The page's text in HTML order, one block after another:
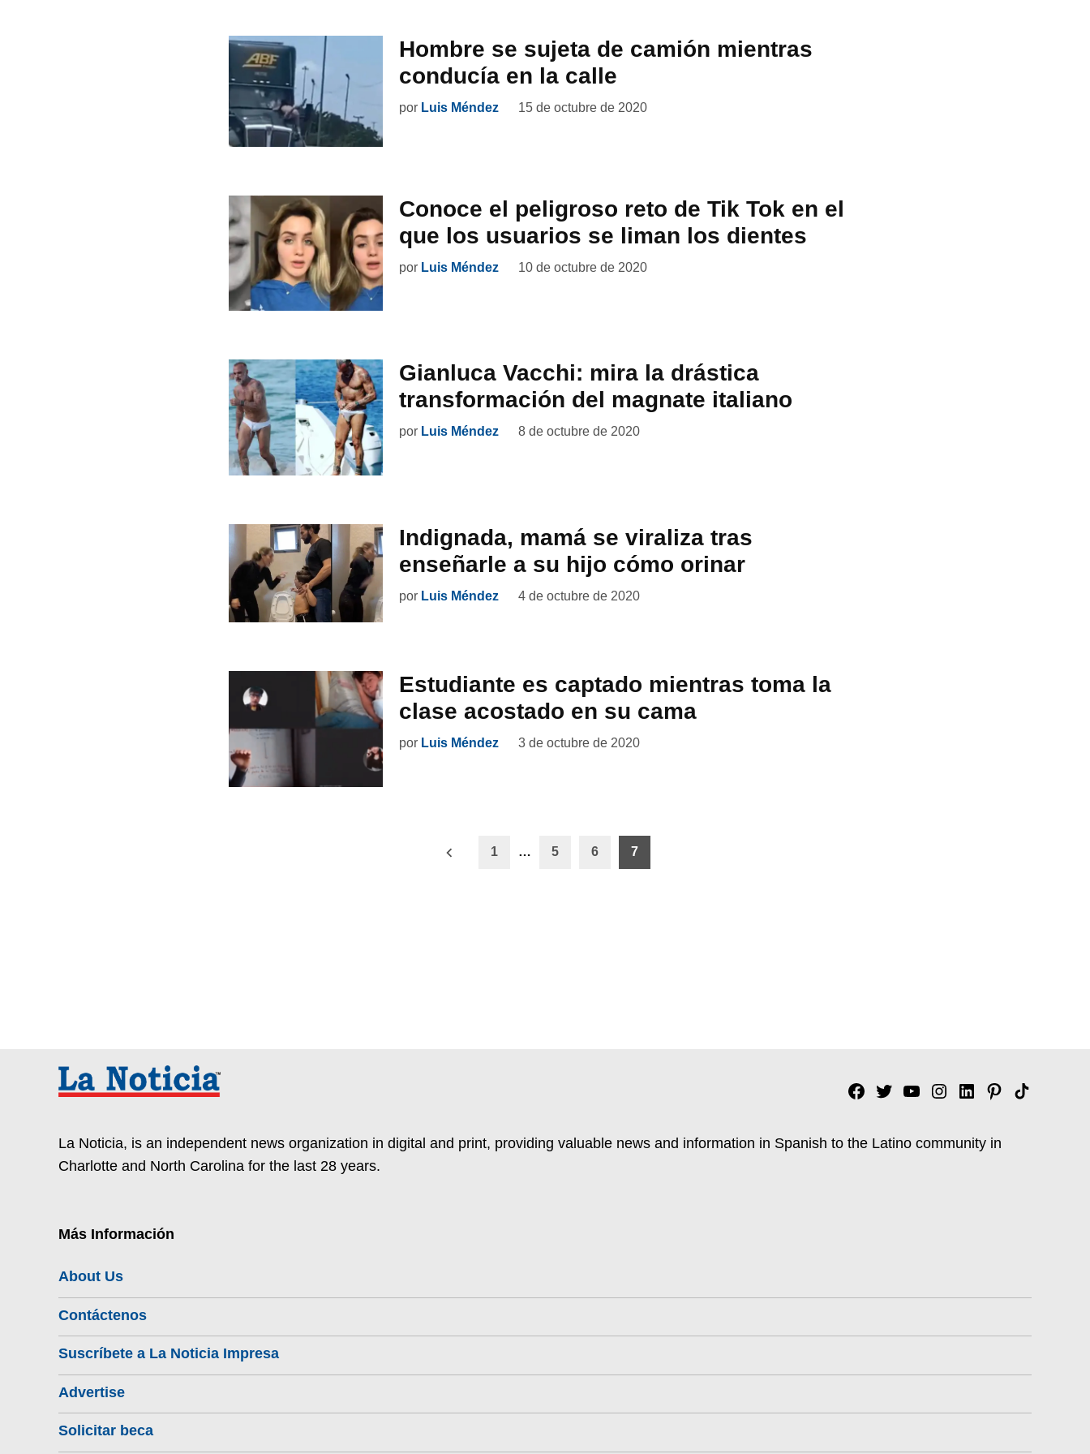
Hombre se sujeta de camión mientras
conducía en la calle
por Luis Méndez 15 de octubre de 2020
Conoce el peligroso reto de Tik Tok en el
que los usuarios se liman los dientes
por Luis Méndez 10 de octubre de 2020
Gianluca Vacchi: mira la drástica
transformación del magnate italiano
por Luis Méndez 8 de octubre de 2020
Indignada, mamá se viraliza tras
enseñarle a su hijo cómo orinar
por Luis Méndez 4 de octubre de 2020
Estudiante es captado mientras toma la
clase acostado en su cama
por Luis Méndez 3 de octubre de 2020
1 … 5 6 7
Facebook
TwitterYouTubeInstagram
Linkedin
Pinterest
Tik
La Noticia, is an independent news organization in digital and print, providing valuable news and information in Spanish to the Latino community in
Charlotte and North Carolina for the last 28 years.
Más Información
About Us
Contáctenos
Suscríbete a La Noticia Impresa
Advertise
Solicitar beca